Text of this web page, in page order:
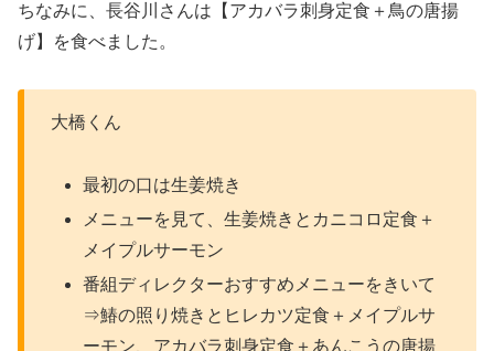
ちなみに、長谷川さんは【アカバラ刺身定食＋鳥の唐揚
げ】を食べました。
大橋くん
最初の口は生姜焼き
メニューを見て、生姜焼きとカニコロ定食＋
メイプルサーモン
番組ディレクターおすすめメニューをきいて
⇒鰆の照り焼きとヒレカツ定食＋メイプルサ
ーモン、アカバラ刺身定食＋あんこうの唐揚